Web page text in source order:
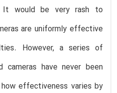
It would be very rash to
are uniformly effective
However, a series of
have never been
effectiveness varies by